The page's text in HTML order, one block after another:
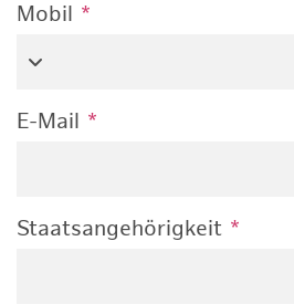
Mobil *
E-Mail *
Staatsangehörigkeit *